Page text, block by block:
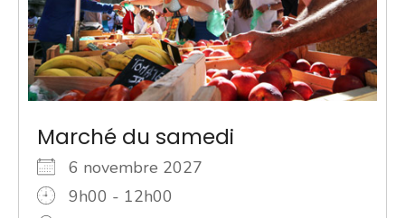
Marché du samedi
6 novembre 2027
9h00 - 12h00